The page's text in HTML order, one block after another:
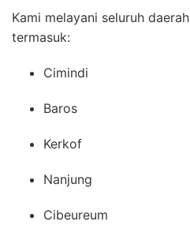
Kami melayani seluruh
termasuk:
Cimindi
Baros
Kerkof
Nanjung
Cibeureum